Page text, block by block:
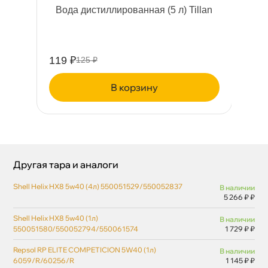
ода дистиллированная (5 л) Tillan
119 ₽125 ₽
корзину
Другая тара и аналоги
Shell Helix HX8 5w40 (4л) 550051529/550052837
наличии
5 266 ₽ ₽
Shell Helix HX8 5w40 (1л)
550051580/550052794/550061574
наличии
1 729 ₽ ₽
Repsol RP ELITE COMPETICION 5W40 (1л)
6059/R/60256/R
наличии
1 145 ₽ ₽